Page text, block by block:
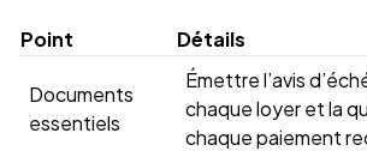
Point Détails
Documents
essentiels
Émettre l’avis
chaque loyer et la
chaque paiement